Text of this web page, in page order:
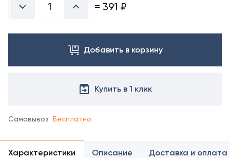
= 391 ₽
Добавить в корзину
Купить в 1 клик
Самовывоз Бесплатно
Характеристики Описание Доставка и оплата